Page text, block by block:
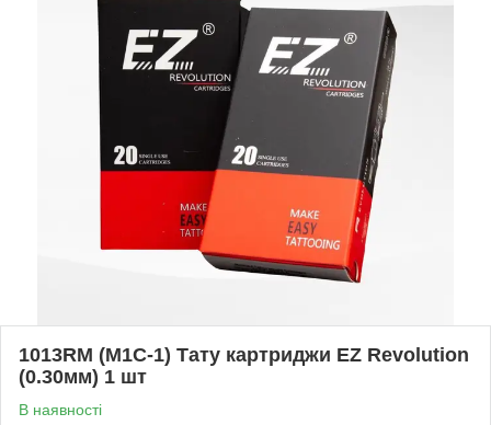
1013RМ (M1C-1) Тату картриджи EZ Revolution
(0.30мм) 1 шт
В наявності